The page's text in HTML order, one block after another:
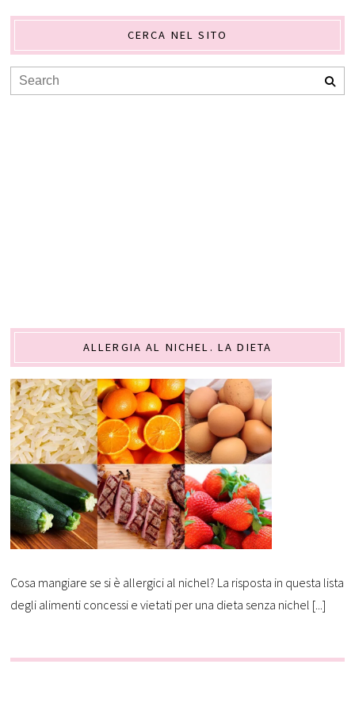
CERCA NEL SITO
ALLERGIA AL NICHEL. LA DIETA
Cosa mangiare se si è allergici al nichel? La risposta in questa lista
degli alimenti concessi e vietati per una dieta senza nichel [...]